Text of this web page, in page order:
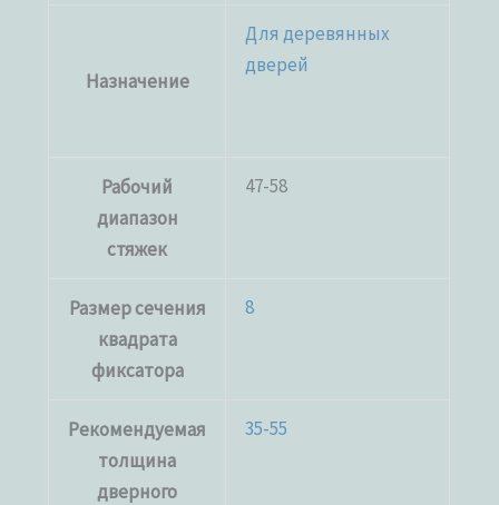
Назначение
Для деревянных
дверей
Рабочий
диапазон
стяжек
47-58
Размер сечения
квадрата
фиксатора
8
Рекомендуемая
толщина
дверного
35-55